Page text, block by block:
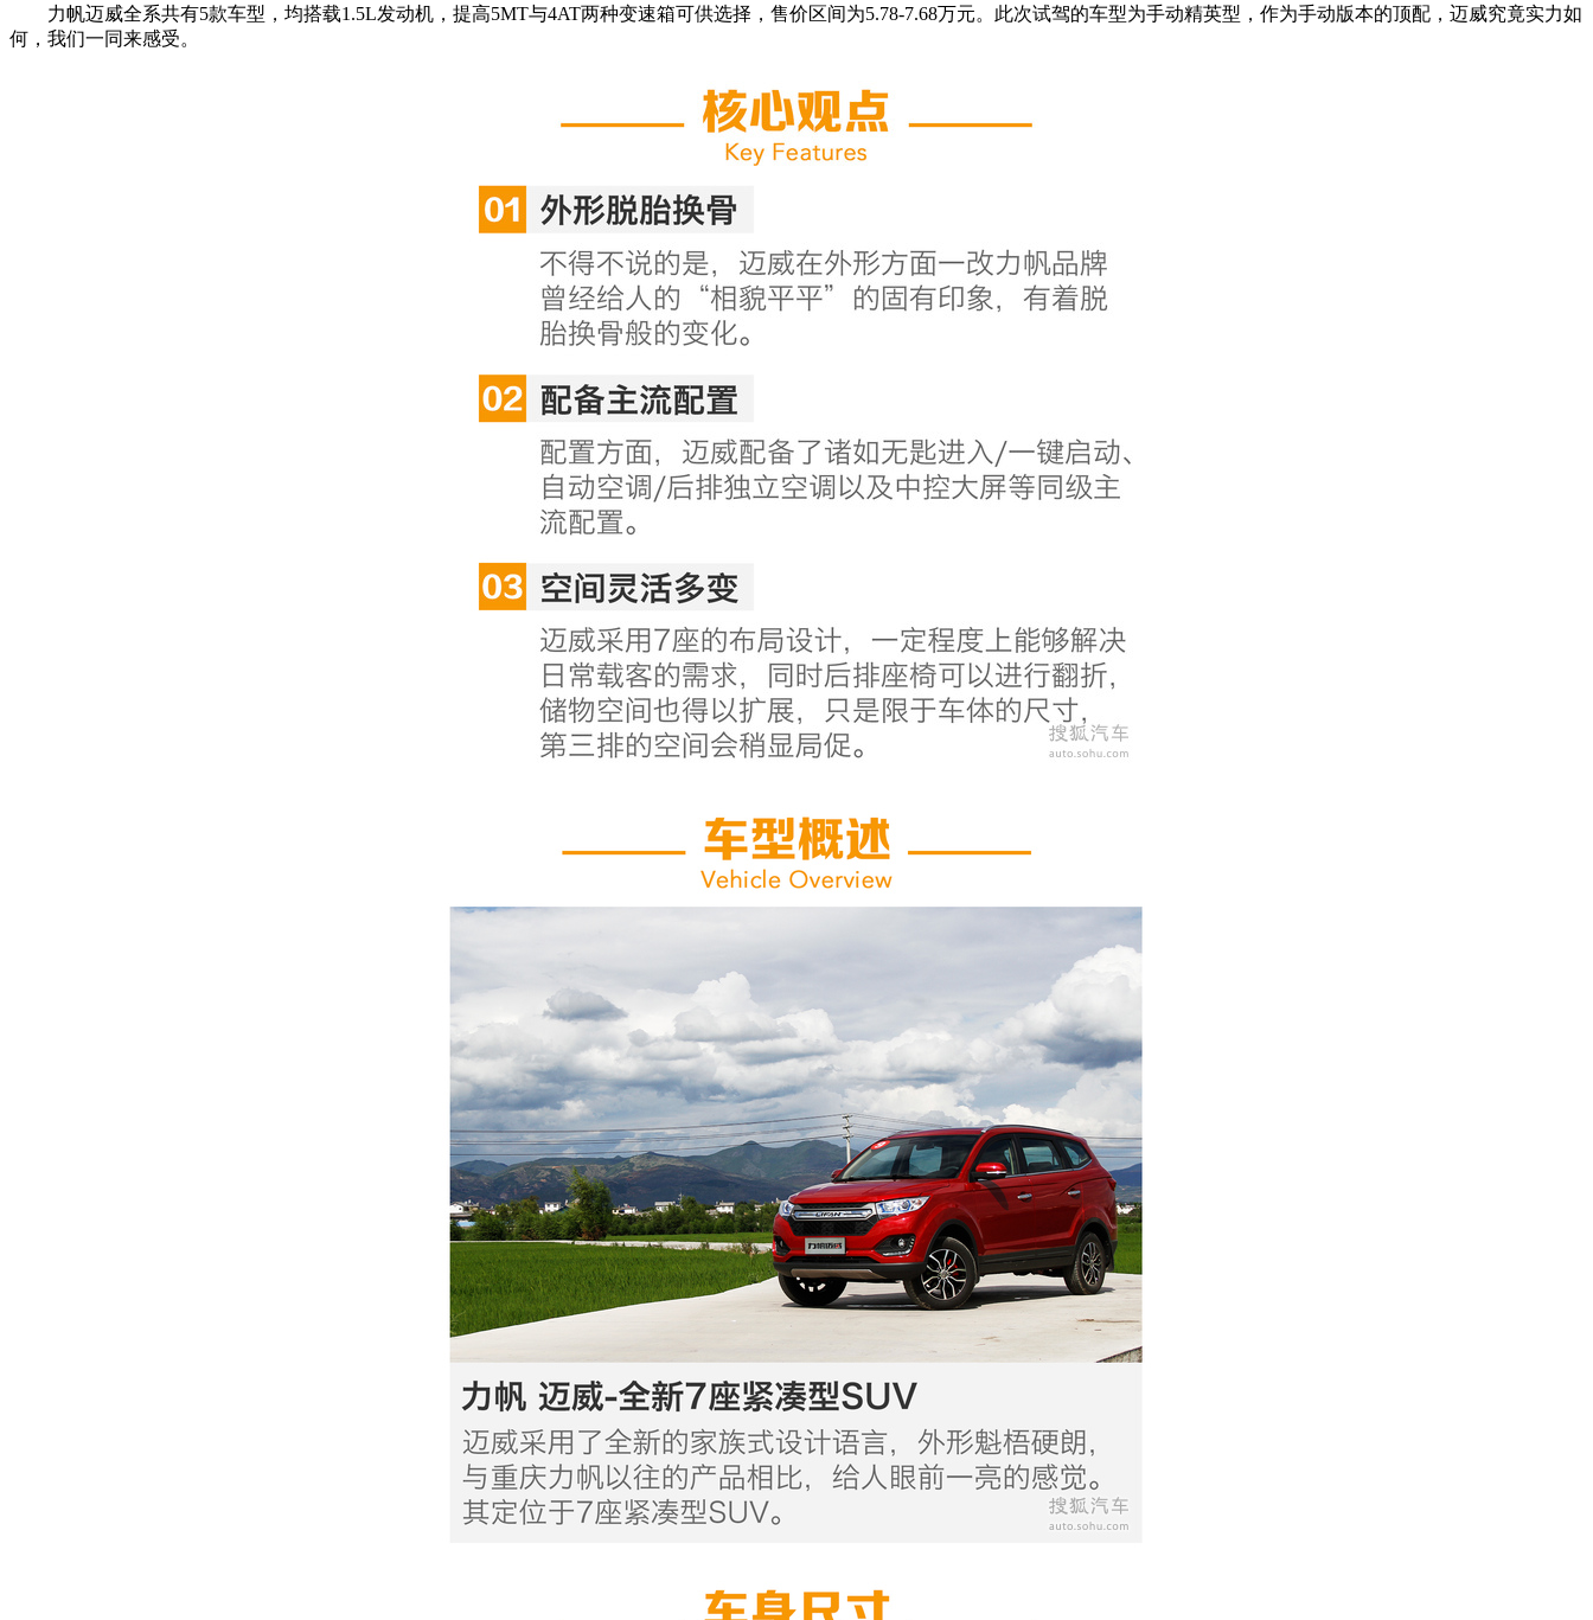
力帆迈威全系共有5款车型，均搭载1.5L发动机，提高5MT与4AT两种变速箱可供选择，售价区间为5.78-7.68万元。此次试驾的车型为手动精英型，作为手动版本的顶配，迈威究竟实力如
何，我们一同来感受。